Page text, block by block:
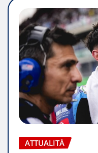
ATTUALITÀ